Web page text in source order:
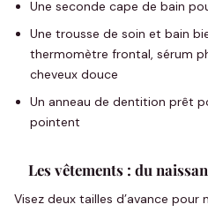
Une seconde cape de bain
Une trousse de soin et bain
thermomètre frontal, sérum
cheveux douce
Un anneau de dentition prêt
pointent
Les vêtements : du
Visez deux tailles d’avance